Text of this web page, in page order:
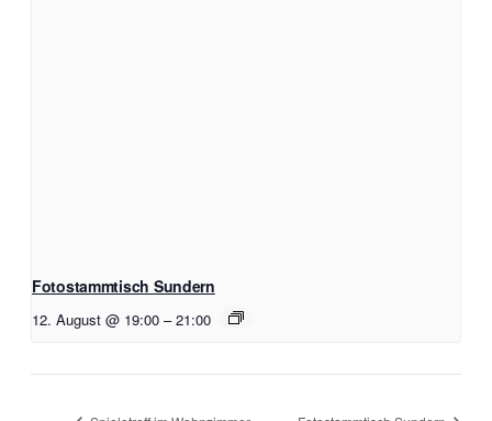
Fotostammtisch Sundern
12. August @ 19:00 – 21:00